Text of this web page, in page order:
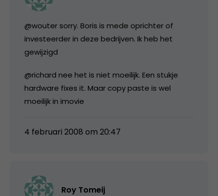
@wouter sorry. Boris is mede oprichter of
investeerder in deze bedrijven. Ik heb het
gewijzigd
@richard nee het is niet moeilijk. Een stukje
hardware fixes it. Maar copy paste is wel
moeilijk in imovie
4 februari 2008 om 20:47
Roy Tomeij